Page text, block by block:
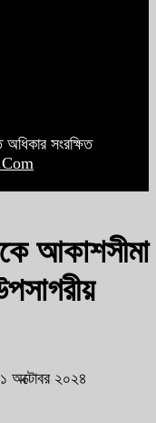
সংরক্ষিত
আকাশসীমা
অক্টোবর ২০২৪